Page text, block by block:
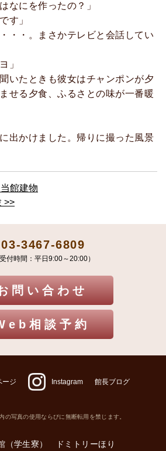
にを作ったの？」
」
。まさかテレビと会話してい
」
いたときも彼女はチャンポンが夕
せる夕食、ふるさとの味が一番暖
出かけました。帰りに撮った風景
館建物
>>
03-3467-6809
受付時間：平日9:00～20:00）
問い合わせ
相談予約
ージ Instagram 館長ブログ
の写真の使用ならびに無断転用を禁じます。
（学生寮） ドミトリーほり